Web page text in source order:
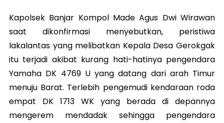
Kapolsek Banjar Kompol Made Agus Dwi Wirawan
saat dikonfirmasi menyebutkan, peristiwa
lakalantas yang melibatkan Kepala Desa Gerokgak
itu terjadi akibat kurang hati-hatinya pengendara
Yamaha DK 4769 U yang datang dari arah Timur
menuju Barat. Terlebih pengemudi kendaraan roda
empat DK 1713 WK yang berada di depannya
mengerem mendadak sehingga pengendara